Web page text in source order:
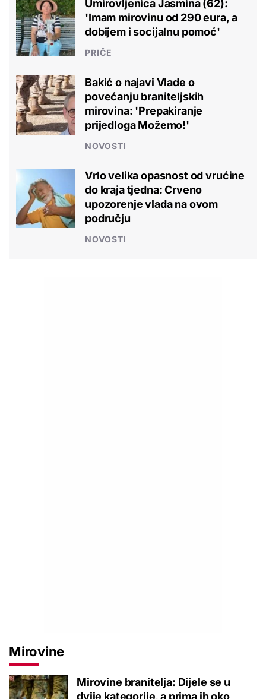
Umirovljenica Jasmina (62):
'Imam mirovinu od 290 eura, a
dobijem i socijalnu pomoć'
PRIČE
Bakić o najavi Vlade o
povećanju braniteljskih
mirovina: 'Prepakiranje
prijedloga Možemo!'
NOVOSTI
Vrlo velika opasnost od vrućine
do kraja tjedna: Crveno
upozorenje vlada na ovom
području
NOVOSTI
Mirovine
Mirovine branitelja: Dijele se u
dvije kategorije, a prima ih oko